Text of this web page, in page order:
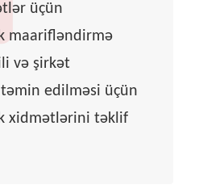
üçün
maarifləndirmə
və şirkət
edilməsi üçün
xidmətlərini təklif